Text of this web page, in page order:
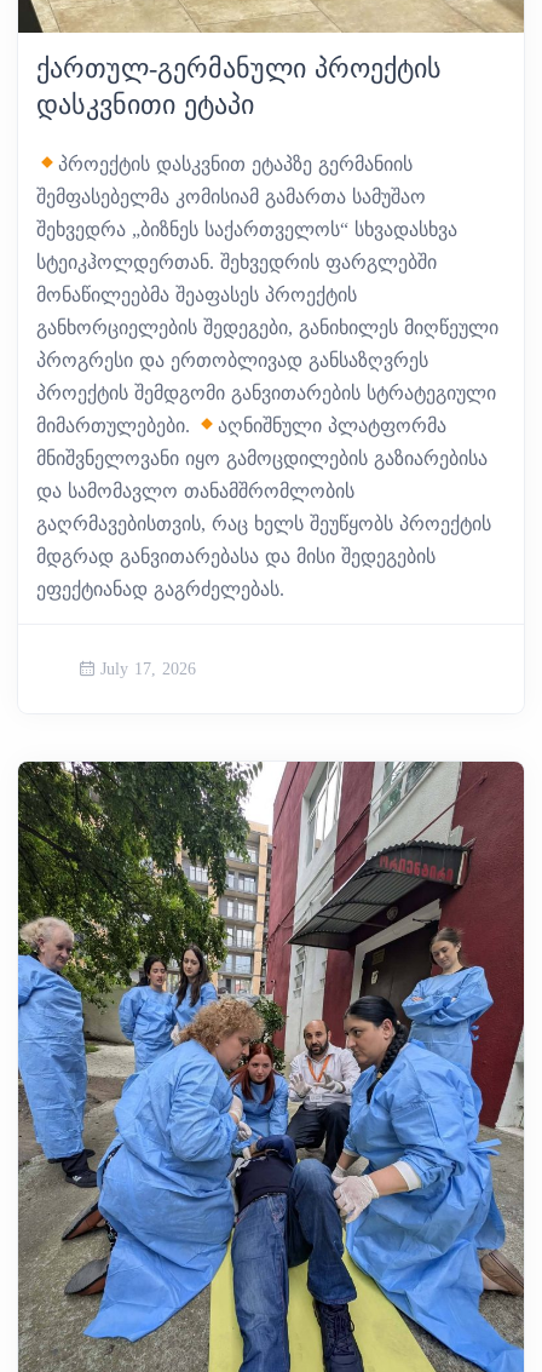
ᲥᲐᲠᲗᲣᲚ-ᲒᲔᲠᲛᲐᲜᲣᲚᲘ ᲞᲠᲝᲔᲥᲢᲘᲡ
ᲓᲐᲡᲙᲕᲜᲘᲗᲘ ᲔᲢᲐᲞᲘ
პროექტის დასკვნით ეტაპზე გერმანიის
შემფასებელმა კომისიამ გამართა სამუშაო
შეხვედრა „ბიზნეს საქართველოს“ სხვადასხვა
სტეიკჰოლდერთან. შეხვედრის ფარგლებში
მონაწილეებმა შეაფასეს პროექტის
განხორციელების შედეგები, განიხილეს მიღწეული
პროგრესი და ერთობლივად განსაზღვრეს
პროექტის შემდგომი განვითარების სტრატეგიული
მიმართულებები.
აღნიშნული პლატფორმა
მნიშვნელოვანი იყო გამოცდილების გაზიარებისა
და სამომავლო თანამშრომლობის
გაღრმავებისთვის, რაც ხელს შეუწყობს პროექტის
მდგრად განვითარებასა და მისი შედეგების
ეფექტიანად გაგრძელებას.
July 17, 2026